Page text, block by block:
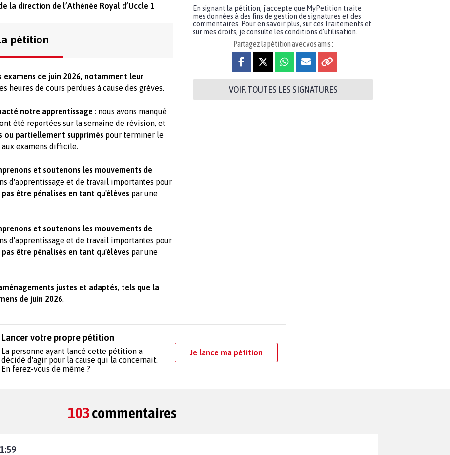
la direction de l’Athénée Royal d’Uccle 1
pétition
examens de juin 2026, notamment leur
heures de cours perdues à cause des grèves.
notre apprentissage : nous avons manqué
été reportées sur la semaine de révision, et
ou partiellement supprimés pour terminer le
examens difficile.
et soutenons les mouvements de
d'apprentissage et de travail importantes pour
être pénalisés en tant qu'élèves par une
et soutenons les mouvements de
d'apprentissage et de travail importantes pour
être pénalisés en tant qu'élèves par une
justes et adaptés, tels que la
de juin 2026.
En signant la pétition, j'accepte que MyPetition traite
mes données à des fins de gestion de signatures et des
commentaires. Pour en savoir plus, sur ces traitements et
sur mes droits, je consulte les conditions d'utilisation.
Partagez la pétition avec vos amis :
VOIR TOUTES LES SIGNATURES
Lancer votre propre pétition
La personne ayant lancé cette pétition a
décidé d'agir pour la cause qui la concernait.
En ferez-vous de même ?
Je lance ma pétition
103commentaires